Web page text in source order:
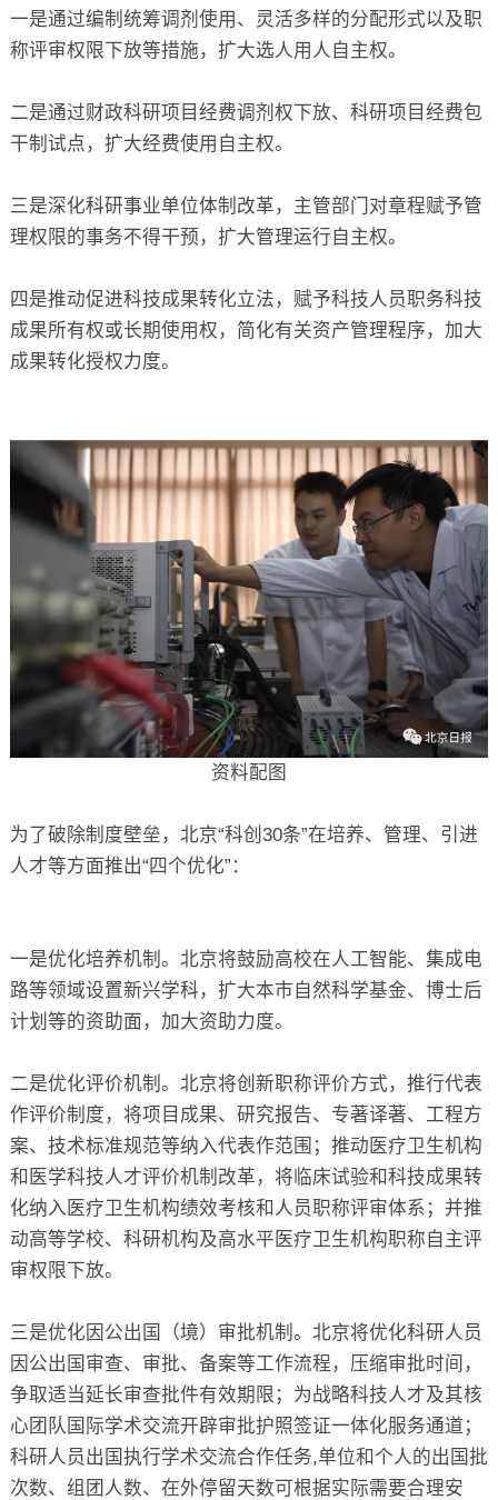
一是通过编制统筹调剂使用、灵活多样的分配形式以及职
称评审权限下放等措施，扩大选人用人自主权。
二是通过财政科研项目经费调剂权下放、科研项目经费包
干制试点，扩大经费使用自主权。
三是深化科研事业单位体制改革，主管部门对章程赋予管
理权限的事务不得干预，扩大管理运行自主权。
四是推动促进科技成果转化立法，赋予科技人员职务科技
成果所有权或长期使用权，简化有关资产管理程序，加大
成果转化授权力度。
资料配图
为了破除制度壁垒，北京“科创30条”在培养、管理、引进
人才等方面推出“四个优化”：
一是优化培养机制。北京将鼓励高校在人工智能、集成电
路等领域设置新兴学科，扩大本市自然科学基金、博士后
计划等的资助面，加大资助力度。
二是优化评价机制。北京将创新职称评价方式，推行代表
作评价制度，将项目成果、研究报告、专著译著、工程方
案、技术标准规范等纳入代表作范围；推动医疗卫生机构
和医学科技人才评价机制改革，将临床试验和科技成果转
化纳入医疗卫生机构绩效考核和人员职称评审体系；并推
动高等学校、科研机构及高水平医疗卫生机构职称自主评
审权限下放。
三是优化因公出国（境）审批机制。北京将优化科研人员
因公出国审查、审批、备案等工作流程，压缩审批时间，
争取适当延长审查批件有效期限；为战略科技人才及其核
心团队国际学术交流开辟审批护照签证一体化服务通道；
科研人员出国执行学术交流合作任务,单位和个人的出国批
次数、组团人数、在外停留天数可根据实际需要合理安